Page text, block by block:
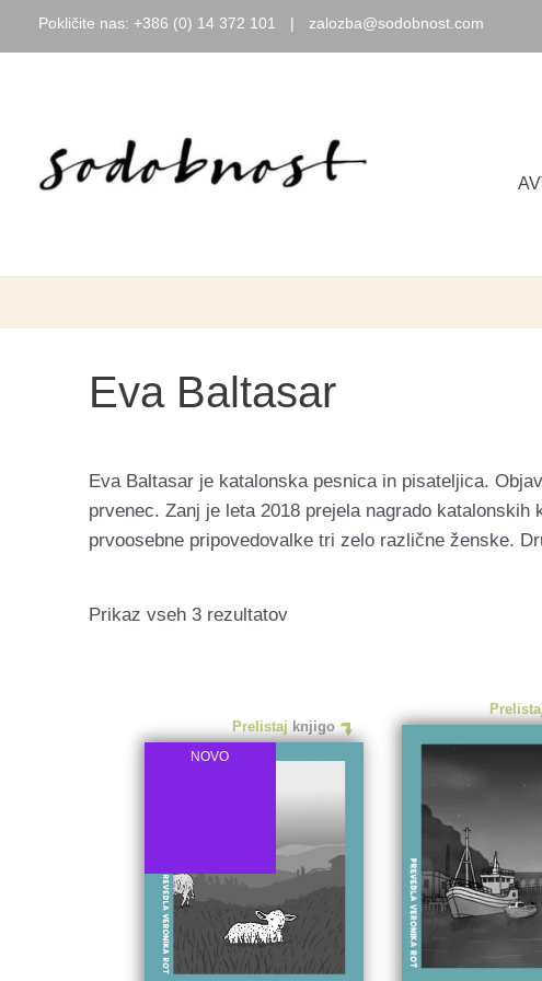
Pokličite nas: +386 (0) 14 372 101 | zalozba@sodobnost.com
Eva Baltasar
Eva Baltasar je katalonska pesnica in pisateljica.
prvenec. Zanj je leta 2018 prejela nagrado katalonskih
prvoosebne pripovedovalke tri zelo različne ženske.
Prikaz vseh 3 rezultatovRazvrščeno
Prelistaj knjigo
NOVO